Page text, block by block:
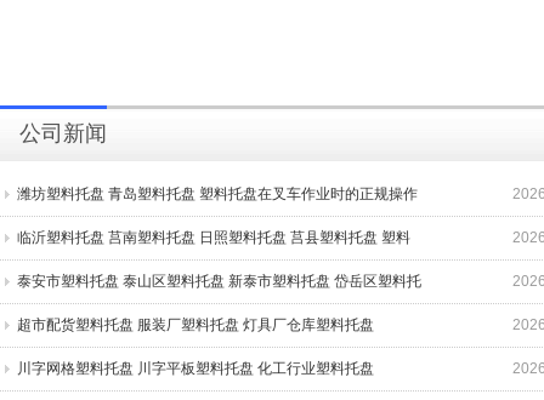
1311网格田字塑料托盘，仓库堆
码塑料托盘地台板
公司新闻
潍坊塑料托盘 青岛塑料托盘 塑料托盘在叉车作业时的正规操作
要求
临沂塑料托盘 莒南塑料托盘 日照塑料托盘 莒县塑料托盘 塑料
拍子
泰安市塑料托盘 泰山区塑料托盘 新泰市塑料托盘 岱岳区塑料托
盘
超市配货塑料托盘 服装厂塑料托盘 灯具厂仓库塑料托盘
川字网格塑料托盘 川字平板塑料托盘 化工行业塑料托盘